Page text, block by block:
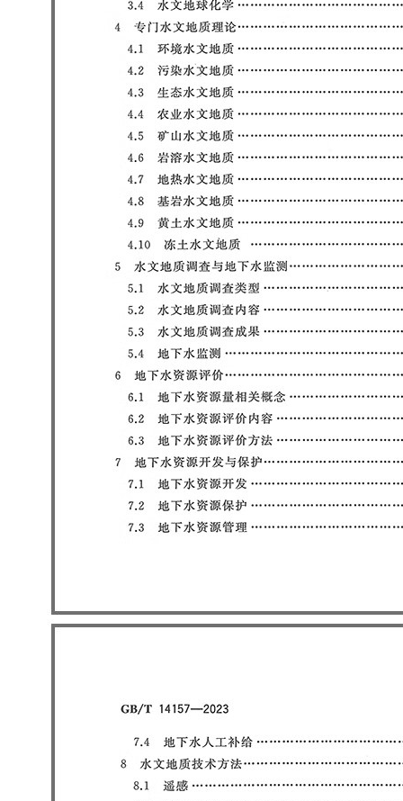
云南省建设工程预算定额 2020民法典
陕西省水利工程概预算定 宁夏建设工程计价定额
冶金工业建设工程概算定 河北省建设工程消耗量定
额
天津建设工程预算定额 20kv及以下配电网工程预
算定额
广东省水利水电概预算定 全国消耗量工程定额
四川省清单计价定额 北京市建设工程消耗量定
额